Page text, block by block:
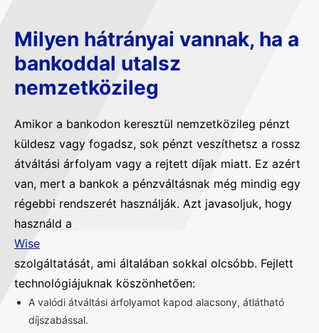
Milyen hátrányai vannak, ha a
bankoddal utalsz
nemzetközileg
Amikor a bankodon keresztül nemzetközileg pénzt
küldesz vagy fogadsz, sok pénzt veszíthetsz a rossz
átváltási árfolyam vagy a rejtett díjak miatt. Ez azért
van, mert a bankok a pénzváltásnak még mindig egy
régebbi rendszerét használják. Azt javasoljuk, hogy
használd a
Wise
szolgáltatását, ami általában sokkal olcsóbb. Fejlett
technológiájuknak köszönhetően:
A valódi átváltási árfolyamot kapod alacsony, átlátható
díjszabással.